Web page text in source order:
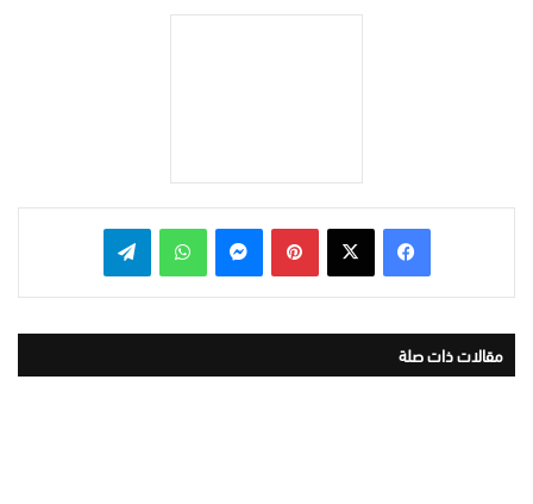
بينتيريست واتساب
مقالات ذات صلة